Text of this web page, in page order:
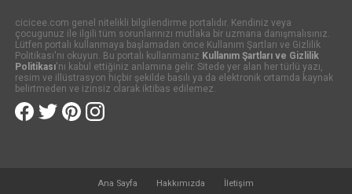
cicicee.com genel nitelikli bilgilendirme portalıdır. Kendiniz veya
çocugunuz ile ilgili tüm sorunlarınızı mutlaka bir uzmana danışmalısınız.
Lütfen portalı kullanmaya başlamadan önce Kullanım Şartları ve Gizlilik
Politikası'nı okuyun. Bu portalı kullanmanız Kullanım Şartları ve Gizlilik
Politikası'nı kabul ettiğiniz anlamına gelir. Sitede yer alan her türlü yazı,
resim ve illüstrasyon hiçbir şekilde basılı ya da elektronik ortamda kaynak
belirtmeden ve izinsiz olarak iktibas edilemez.
Ana Sayfa Hakkımızda İletişim